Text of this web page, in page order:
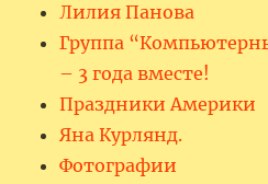
Лилия Панова
Группа
– 3 года вместе!
Праздники Америки
Яна Курлянд.
Фотографии